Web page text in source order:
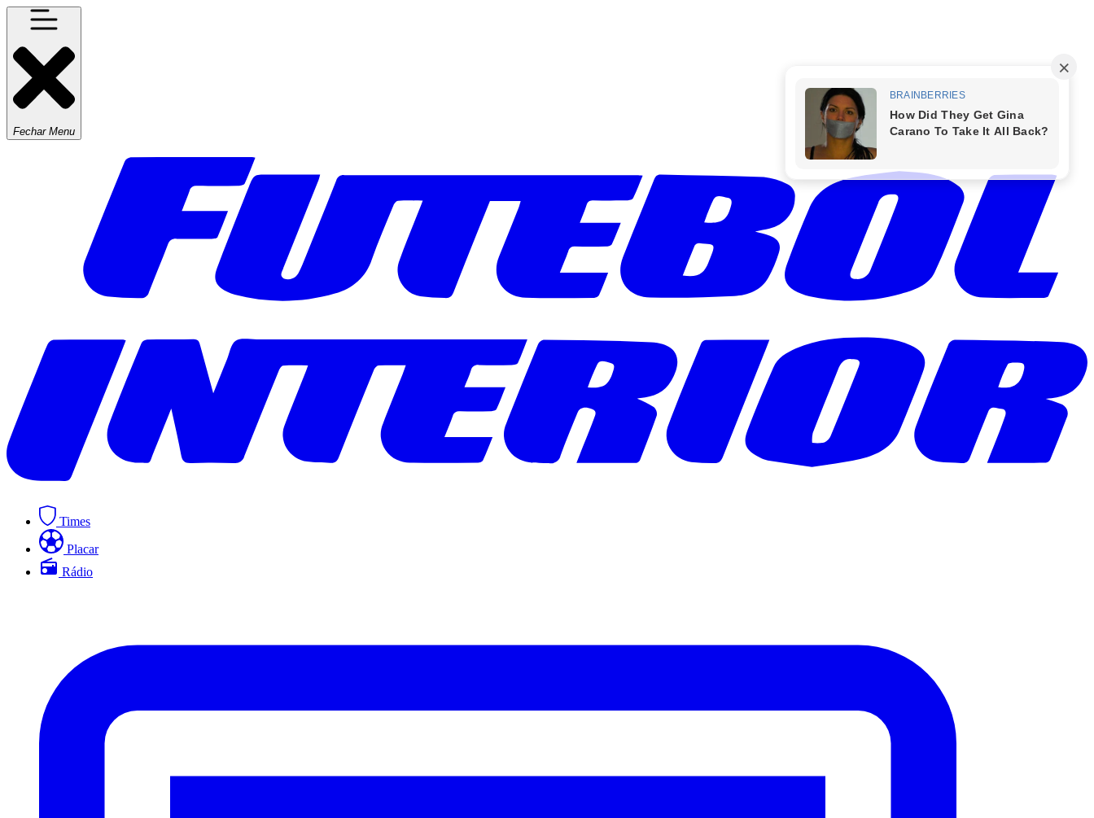
Fechar Menu
Times
Placar
Rádio